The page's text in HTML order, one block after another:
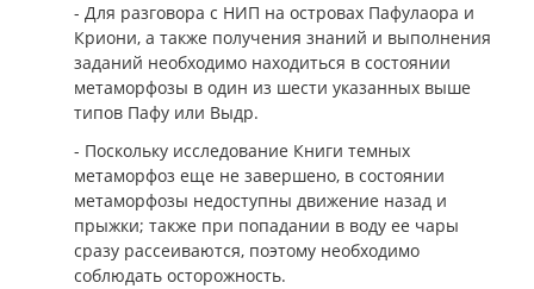
- Для разговора с НИП на островах Пафулаора и
Криони, а также получения знаний и выполнения
заданий необходимо находиться в состоянии
метаморфозы в один из шести указанных выше
типов Пафу или Выдр.
- Поскольку исследование Книги темных
метаморфоз еще не завершено, в состоянии
метаморфозы недоступны движение назад и
прыжки; также при попадании в воду ее чары
сразу рассеиваются, поэтому необходимо
соблюдать осторожность.